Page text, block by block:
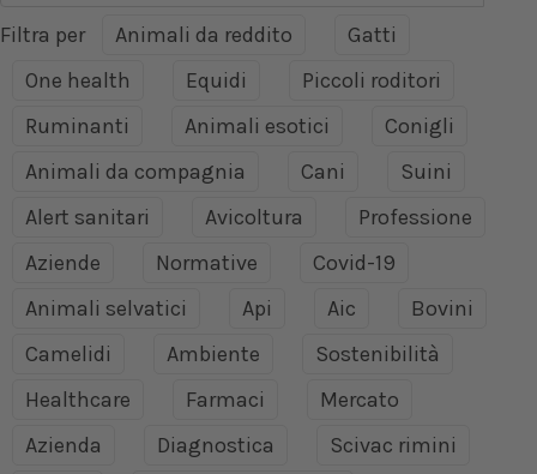
Filtra per Animali da reddito
Gatti
One health
Equidi
Piccoli roditori
Ruminanti
Animali esotici
Conigli
Animali da compagnia
Cani
Suini
Alert sanitari
Avicoltura
Professione
Aziende
Normative
Covid-19
Animali selvatici
Api Aic
Bovini
Camelidi
Ambiente
Sostenibilità
Healthcare
Farmaci
Mercato
Azienda
Diagnostica
Scivac rimini